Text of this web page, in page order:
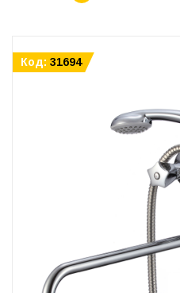
Код: 31694